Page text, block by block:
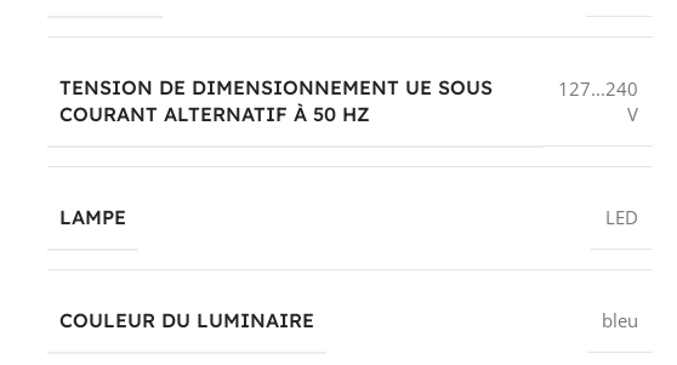
TENSION DE DIMENSIONNEMENT UE SOUS
COURANT ALTERNATIF À 50 HZ
127...240
V
LAMPE LED
COULEUR DU LUMINAIRE bleu